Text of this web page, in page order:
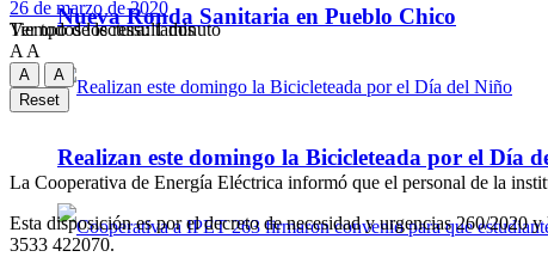
Nueva Ronda Sanitaria en Pueblo Chico
Realizan este domingo la Bicicleteada por el Día
Ver todos los ressultados
26 de marzo de 2020
Tiempo de lectura: 1 minuto
A A
A
A
Reset
La Cooperativa de Energía Eléctrica informó que el personal de la
Esta disposición es por el decreto de necesidad y urgencias 260/
3533 422070.